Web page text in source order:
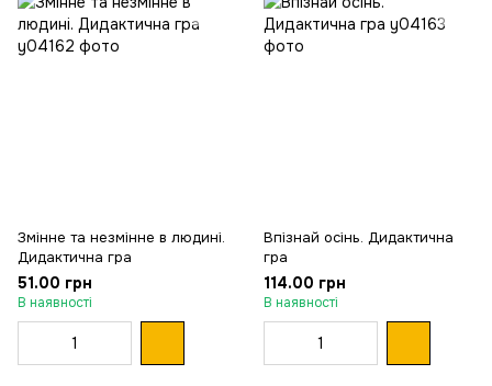
Змінне та незмінне в людині.
Дидактична гра
51.00 грн
В наявності
Впізнай осінь. Дидактична
гра
114.00 грн
В наявності